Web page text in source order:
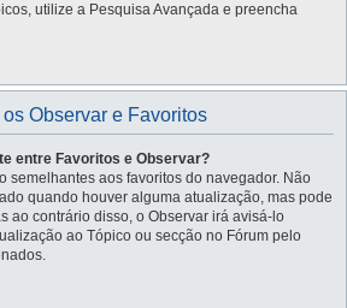
utilize a Pesquisa Avançada e preencha
Observar e Favoritos
entre Favoritos e Observar?
semelhantes aos favoritos do navegador. Não
quando houver alguma atualização, mas pode
ao contrário disso, o Observar irá avisá-lo
ao Tópico ou secção no Fórum pelo